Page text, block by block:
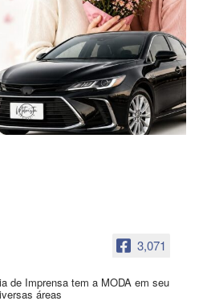
3,071
de Imprensa tem a MODA em seu
áreas